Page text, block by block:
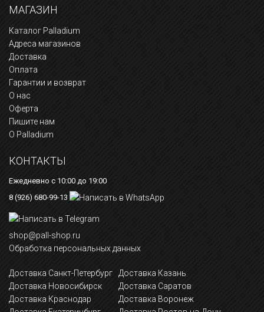
МАГАЗИН
Каталог Palladium
Адреса магазинов
Доставка
Оплата
Гарантии и возврат
О нас
Оферта
Пишите нам
О Palladium
КОНТАКТЫ
Ежедневно с 10:00 до 19:00
8 (926) 680-99-13
shop@pall-shop.ru
Обработка персональных данных
Доставка Санкт-Петербург
Доставка Новосибирск
Доставка Краснодар
Доставка Казань
Доставка Саратов
Доставка Воронеж